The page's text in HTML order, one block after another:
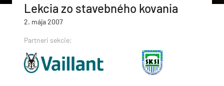
Lekcia zo stavebného kovania
2. mája 2007
Partneri sekcie: